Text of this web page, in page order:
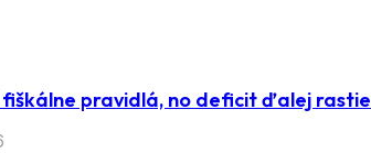
fiškálne pravidlá, no deficit ďalej rastie